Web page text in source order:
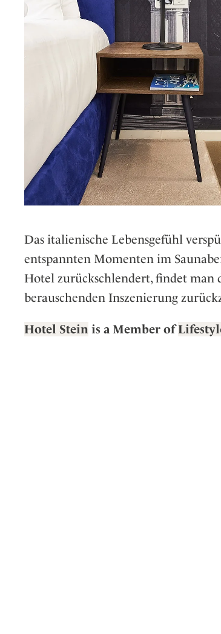
Das italienische Lebensgefühl
entspannten Momenten im
Hotel zurückschlendert, findet man
berauschenden Inszenierung
Hotel Stein is a Member of